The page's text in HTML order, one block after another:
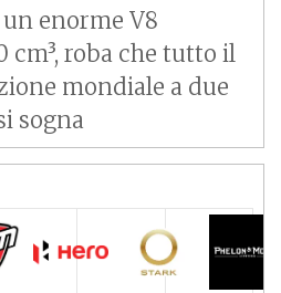
enorme V8
cm³, roba che tutto il
mondiale a due
sogna